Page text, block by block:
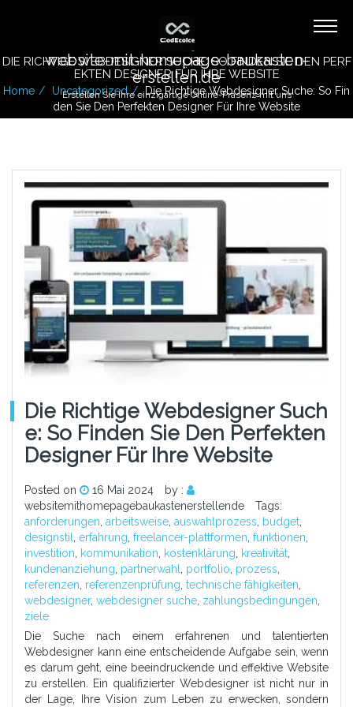
website-mit-homepage-baukasten-
erstellen.de
Erstellen Sie Ihre einzigartige Online-Präsenz mit uns
DIE RICHTIGE WEBDESIGNER SUCHE: SO FINDEN SIE DEN PERF
EKTEN DESIGNER FÜR IHRE WEBSITE
Home Uncategorized
Die Richtige Webdesigner Suche: So Fin
Den Sie Den Perfekten Designer Für Ihre Website
Die Richtige Webdesigner Such
E: So Finden Sie Den Perfekten
Designer Für Ihre Website
Posted on 16 Mai 2024
by :
websitemithomepagebaukastenerstellende
Tags:
anforderungen arbeitsweise auswahlprozess budget
designstil
erfahrung freelancer-plattformen funktionen
investition
kommunikation kostenklärung kreativität
kundenanziehung partnerwahl portfolio prozess
referenzen referenzenprüfung technische fähigkeiten
webdesigner, webdesigner suche zahlungsbedingungen
ziele
Die Suche nach einem erfahrenen und talentierten
Webdesigner kann eine entscheidende Aufgabe sein, wenn
es darum geht, eine beeindruckende und effektive Website
zu erstellen. Ein qualifizierter Webdesigner ist nicht nur in
der Lage, Ihre Vision zum Leben zu erwecken, sondern